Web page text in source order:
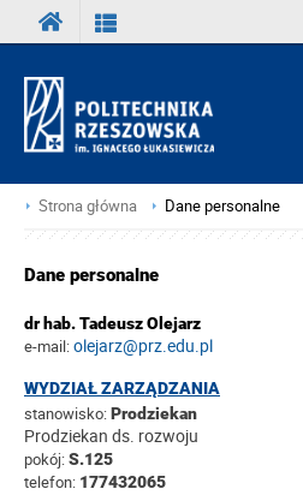
Strona główna Dane personalne
Dane personalne
dr hab. Tadeusz Olejarz
e-mail:olejarz@prz.edu.pl
WYDZIAŁ ZARZĄDZANIA
stanowisko:Prodziekan
Prodziekan ds. rozwoju
pokój:S.125
telefon: 177432065